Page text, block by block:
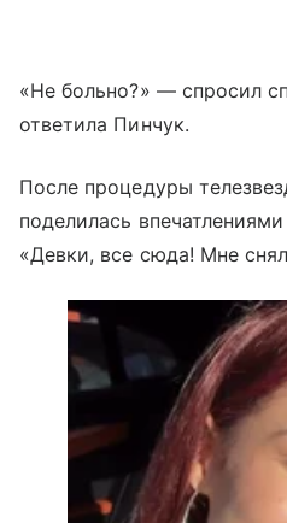
«Не больно?» — спросил
ответила Пинчук.
После процедуры
поделилась
«Девки, все сюда! Мне